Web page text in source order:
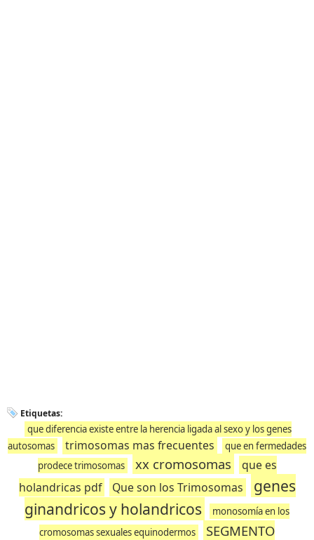
Etiquetas:
que diferencia existe entre la herencia ligada al sexo y los genes
autosomas
trimosomas mas frecuentes
que en fermedades
prodece trimosomas
xx cromosomas
que es
holandricas pdf
Que son los Trimosomas
genes
ginandricos y holandricos
monosomía en los
cromosomas sexuales equinodermos
SEGMENTO